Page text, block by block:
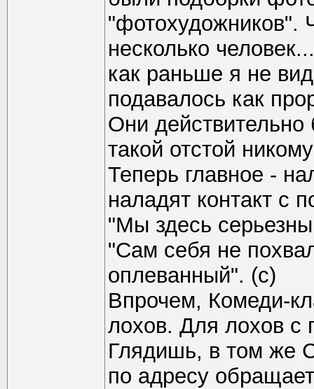
"фотохудожников".
несколько
как раньше я не
подавалось как
Они
такой отстой
Теперь главное -
наладят контакт с
"Мы здесь
"Сам себя не
оплеванный". (с)
Впрочем, Комеди-
лохов. Для лохов с
Глядишь, в том же
по адресу